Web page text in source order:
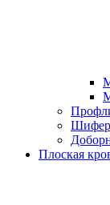
Шифер
Плоская